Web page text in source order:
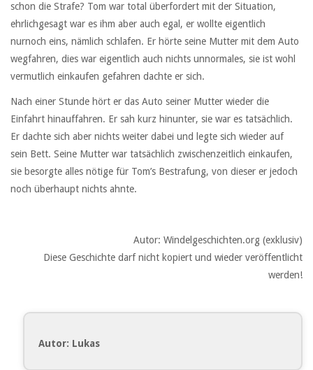
schon die Strafe? Tom war total überfordert mit der Situation,
ehrlichgesagt war es ihm aber auch egal, er wollte eigentlich
nurnoch eins, nämlich schlafen. Er hörte seine Mutter mit dem Auto
wegfahren, dies war eigentlich auch nichts unnormales, sie ist wohl
vermutlich einkaufen gefahren dachte er sich.
Nach einer Stunde hört er das Auto seiner Mutter wieder die
Einfahrt hinauffahren. Er sah kurz hinunter, sie war es tatsächlich.
Er dachte sich aber nichts weiter dabei und legte sich wieder auf
sein Bett. Seine Mutter war tatsächlich zwischenzeitlich einkaufen,
sie besorgte alles nötige für Tom’s Bestrafung, von dieser er jedoch
noch überhaupt nichts ahnte.
Autor: Windelgeschichten.org (exklusiv)
Diese Geschichte darf nicht kopiert und wieder veröffentlicht
werden!
Autor: Lukas